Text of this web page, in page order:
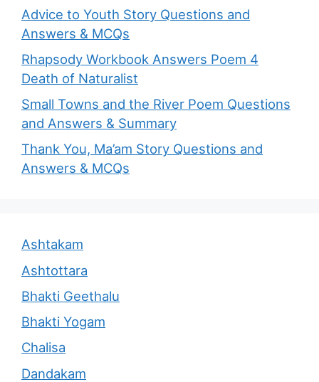
Advice to Youth Story Questions and
Answers & MCQs
Rhapsody Workbook Answers Poem 4
Death of Naturalist
Small Towns and the River Poem Questions
and Answers & Summary
Thank You, Ma’am Story Questions and
Answers & MCQs
Ashtakam
Ashtottara
Bhakti Geethalu
Bhakti Yogam
Chalisa
Dandakam